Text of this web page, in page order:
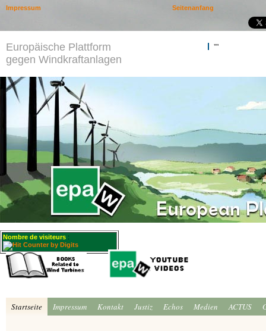
Europäische Plattform
gegen Windkraftanlagen
""
Nombre de visiteurs :
Startseite Impressum Kontakt Justiz Echos Medien ACTUS
Seitenanfang
Impressum